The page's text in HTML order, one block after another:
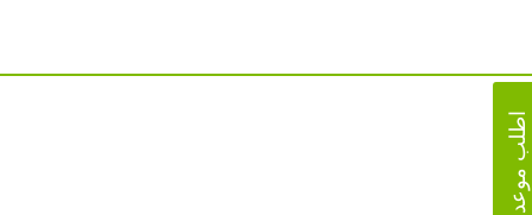
اطلب موعد